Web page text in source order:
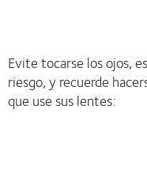
Evite tocarse los ojos,
riesgo, y recuerde
que use sus lentes: